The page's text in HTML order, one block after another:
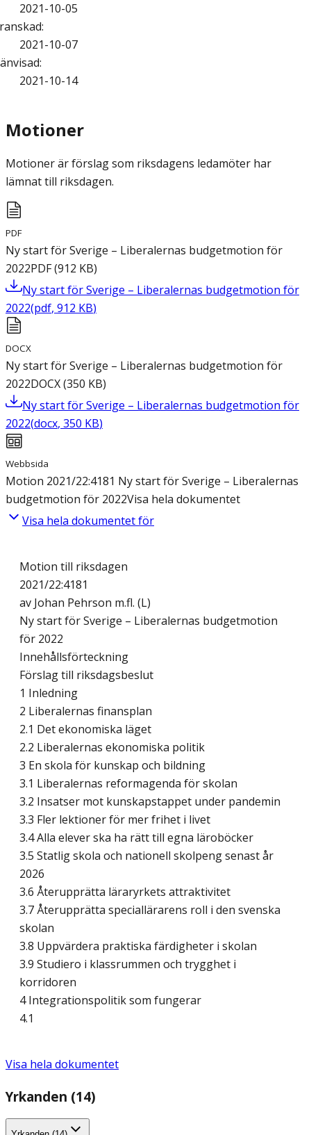
2021-10-05
:
2021-10-07
:
2021-10-14
Motioner
Motioner är förslag som riksdagens ledamöter har
lämnat till riksdagen.
PDF
Ny start för Sverige – Liberalernas budgetmotion för
2022PDF(912 KB)
Ny start för Sverige – Liberalernas budgetmotion för
2022(pdf, 912 KB)
DOCX
Ny start för Sverige – Liberalernas budgetmotion för
2022DOCX(350 KB)
Ny start för Sverige – Liberalernas budgetmotion för
2022(docx, 350 KB)
Webbsida
Motion 2021/22:4181 Ny start för Sverige – Liberalernas
budgetmotion för 2022Visa hela dokumentet
Visa hela dokumentet för
Motion till riksdagen
2021/22:4181
av Johan Pehrson m.fl. (L)
Ny start för Sverige – Liberalernas budgetmotion
för 2022
Innehållsförteckning
Förslag till riksdagsbeslut
1 Inledning
2 Liberalernas finansplan
2.1 Det ekonomiska läget
2.2 Liberalernas ekonomiska politik
3 En skola för kunskap och bildning
3.1 Liberalernas reformagenda för skolan
3.2 Insatser mot kunskapstappet under pandemin
3.3 Fler lektioner för mer frihet i livet
3.4 Alla elever ska ha rätt till egna läroböcker
3.5 Statlig skola och nationell skolpeng senast år
2026
3.6 Återupprätta läraryrkets attraktivitet
3.7 Återupprätta speciallärarens roll i den svenska
skolan
3.8 Uppvärdera praktiska färdigheter i skolan
3.9 Studiero i klassrummen och trygghet i
korridoren
4 Integrationspolitik som fungerar
4.1
Visa hela dokumentet
Yrkanden (14)